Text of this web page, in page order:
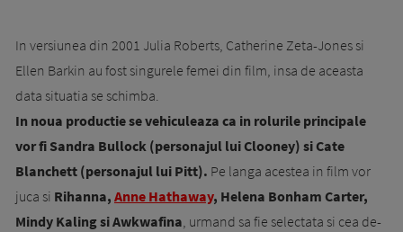
In versiunea din 2001 Julia Roberts, Catherine Zeta-Jones si
Ellen Barkin au fost singurele femei din film, insa de aceasta
data situatia se schimba.
In noua productie se vehiculeaza ca in rolurile principale
vor fi Sandra Bullock (personajul lui Clooney) si Cate
Blanchett (personajul lui Pitt). Pe langa acestea in film vor
juca si Rihanna, Anne Hathaway, Helena Bonham Carter,
Mindy Kaling si Awkwafina, urmand sa fie selectata si cea de-